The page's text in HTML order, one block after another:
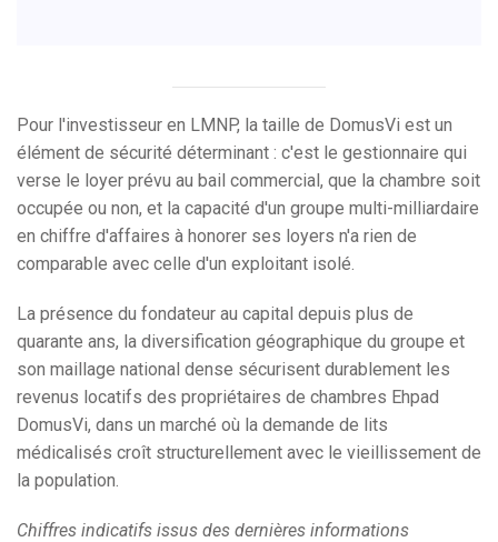
Pour l'investisseur en LMNP, la taille de DomusVi est un
élément de sécurité déterminant : c'est le gestionnaire qui
verse le loyer prévu au bail commercial, que la chambre soit
occupée ou non, et la capacité d'un groupe multi-milliardaire
en chiffre d'affaires à honorer ses loyers n'a rien de
comparable avec celle d'un exploitant isolé.
La présence du fondateur au capital depuis plus de
quarante ans, la diversification géographique du groupe et
son maillage national dense sécurisent durablement les
revenus locatifs des propriétaires de chambres Ehpad
DomusVi, dans un marché où la demande de lits
médicalisés croît structurellement avec le vieillissement de
la population.
Chiffres indicatifs issus des dernières informations